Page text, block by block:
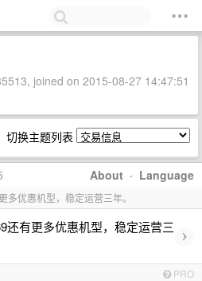
joined on 2015-08-27 14:47:51
切换主题列表
About · Language
优惠机型，稳定运营三年。
还有更多优惠机型，稳定运营三 ›
PRO